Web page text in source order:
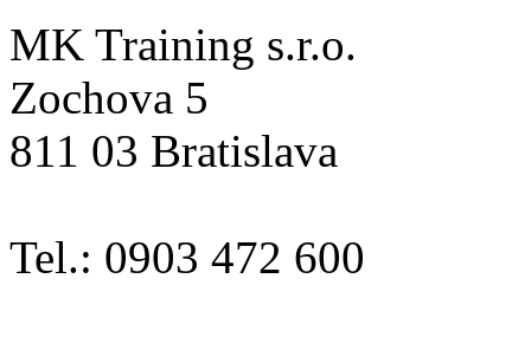
MK Training s.r.o.
Zochova 5
811 03 Bratislava
Tel.: 0903 472 600